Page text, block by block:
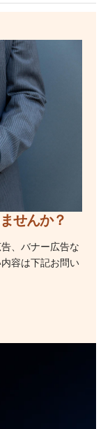
せんか？
、バナー広告な
容は下記お問い